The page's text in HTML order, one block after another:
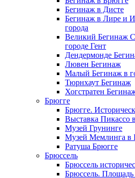
Бегинаж в Дисте
Бегинаж в Лире и
города
Великий Бегинаж
городе Гент
Дендермонде
Лювен Бегинаж
Малый Бегинаж в
Тюрнхаут Бегинаж
Хогстратен
Брюгге
Брюгге.
Выставка Пикассо
Музей Грунинге
Музей Мемлинга в
Ратуша Брюгге
Брюссель
Брюссель
Брюссель.